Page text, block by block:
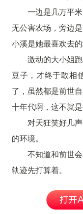
一边是几万平
无公害农场，旁边
小溪是她最喜欢去的
激动的大小姐
豆子，才终于敢相
了，虽然都是前世
十年代啊，这不就
对天狂笑好几
的环境。
不知道和前世
轨迹先打算着。